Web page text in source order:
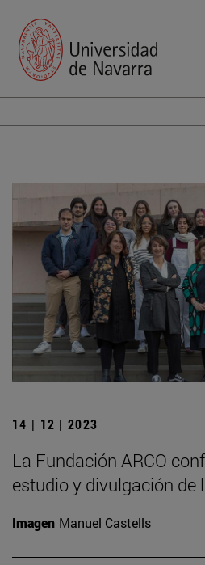
14 | 12 | 2023
La Fundación ARCO
estudio y divulgación de
Imagen Manuel Castells